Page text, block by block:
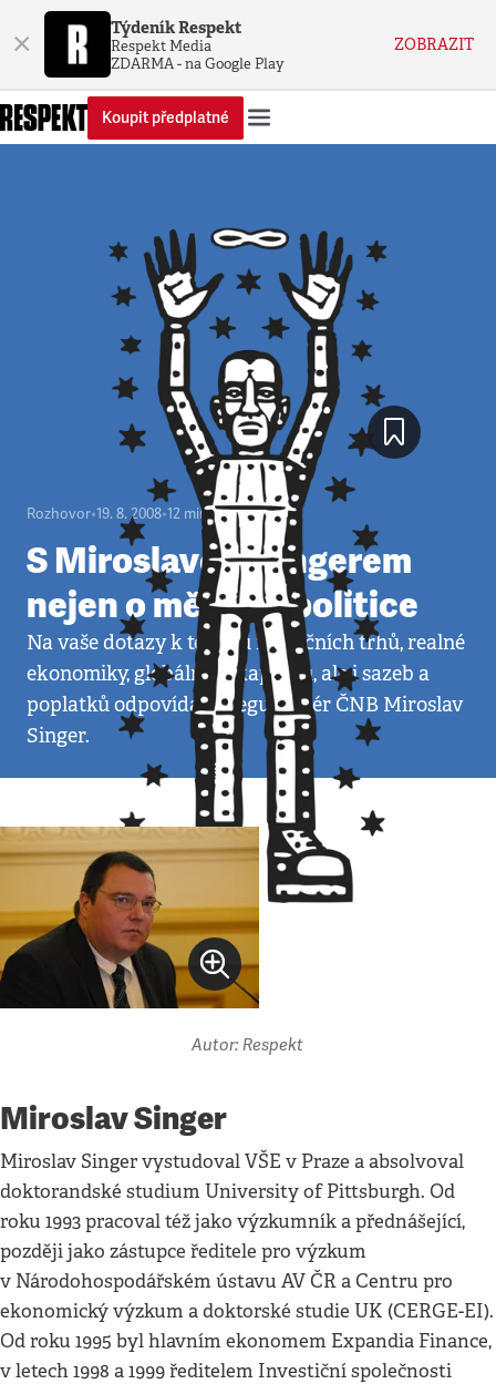
× Týdeník Respekt
Respekt Media
ZDARMA - na Google Play
ZOBRAZIT
Koupit předplatné
Rozhovor•19. 8. 2008•12 minut
S Miroslavem Singerem
nejen o měnové politice
Na vaše dotazy k tématu finančních trhů, realné
ekonomiky, globálního kapitálu, ale i sazeb a
poplatků odpovídal viceguvernér ČNB Miroslav
Singer.
Autor: Respekt
Miroslav Singer
Miroslav Singer vystudoval VŠE v Praze a absolvoval
doktorandské studium University of Pittsburgh. Od
roku 1993 pracoval též jako výzkumník a přednášející,
později jako zástupce ředitele pro výzkum
v Národohospodářském ústavu AV ČR a Centru pro
ekonomický výzkum a doktorské studie UK (CERGE-EI).
Od roku 1995 byl hlavním ekonomem Expandia Finance,
v letech 1998 a 1999 ředitelem Investiční společnosti